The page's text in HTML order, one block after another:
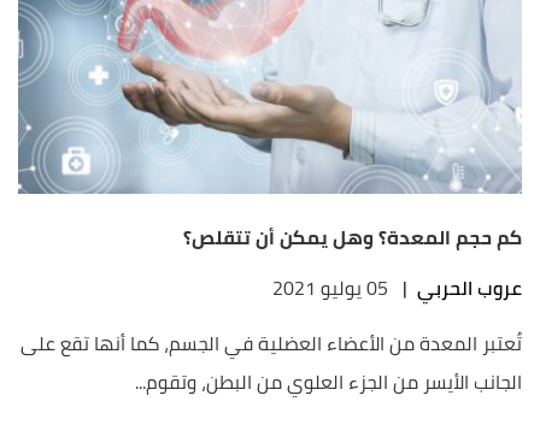
كم حجم المعدة؟ وهل يمكن أن تتقلص؟
عروب الحربي | 05 يوليو 2021
تُعتبر المعدة من الأعضاء العضلية في الجسم، كما أنها تقع على
الجانب الأيسر من الجزء العلوي من البطن، وتقوم...